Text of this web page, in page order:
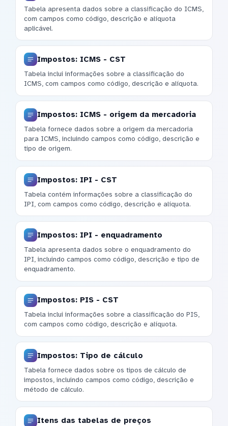
Tabela apresenta dados sobre a classificação do ICMS,
com campos como código, descrição e alíquota
aplicável.
Impostos: ICMS - CST
Tabela inclui informações sobre a classificação do
ICMS, com campos como código, descrição e alíquota.
Impostos: ICMS - origem da mercadoria
Tabela fornece dados sobre a origem da mercadoria
para ICMS, incluindo campos como código, descrição e
tipo de origem.
Impostos: IPI - CST
Tabela contém informações sobre a classificação do
IPI, com campos como código, descrição e alíquota.
Impostos: IPI - enquadramento
Tabela apresenta dados sobre o enquadramento do
IPI, incluindo campos como código, descrição e tipo de
enquadramento.
Impostos: PIS - CST
Tabela inclui informações sobre a classificação do PIS,
com campos como código, descrição e alíquota.
Impostos: Tipo de cálculo
Tabela fornece dados sobre os tipos de cálculo de
impostos, incluindo campos como código, descrição e
método de cálculo.
Itens das tabelas de preços